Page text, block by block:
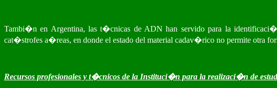
Tambi�n en Argentina, las t�cnicas de ADN han servido para la
cat�strofes a�reas, en donde el estado del material cadav�rico no permite otra
Recursos profesionales y t�cnicos de la Instituci�n para la realizaci�n de